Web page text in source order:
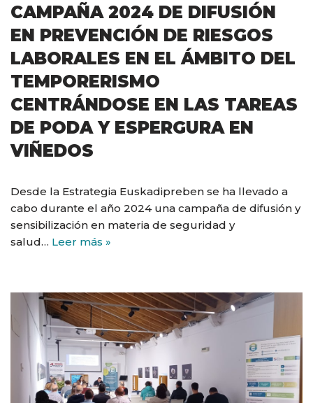
CAMPAÑA 2024 DE DIFUSIÓN
EN PREVENCIÓN DE RIESGOS
LABORALES EN EL ÁMBITO DEL
TEMPORERISMO
CENTRÁNDOSE EN LAS TAREAS
DE PODA Y ESPERGURA EN
VIÑEDOS
Desde la Estrategia Euskadipreben se ha llevado a
cabo durante el año 2024 una campaña de difusión y
sensibilización en materia de seguridad y
salud… Leer más »